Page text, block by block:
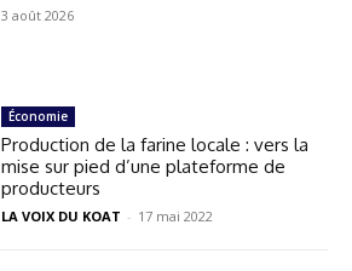
3 août 2026
Économie
Production de la farine locale : vers la
mise sur pied d’une plateforme de
producteurs
LA VOIX DU KOAT - 17 mai 2022